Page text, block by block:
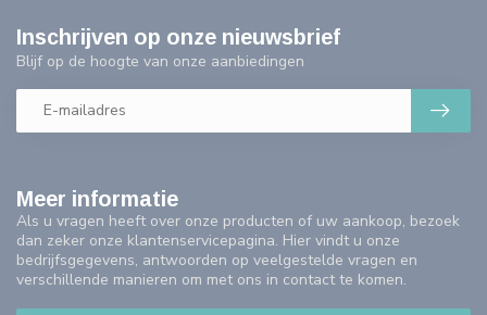
Meer informatie
Als u vragen heeft over onze producten of uw aankoop, bezoek
dan zeker onze klantenservicepagina. Hier vindt u onze
bedrijfsgegevens, antwoorden op veelgestelde vragen en
verschillende manieren om met ons in contact te komen.
Inschrijven op onze nieuwsbrief
Blijf op de hoogte van onze aanbiedingen